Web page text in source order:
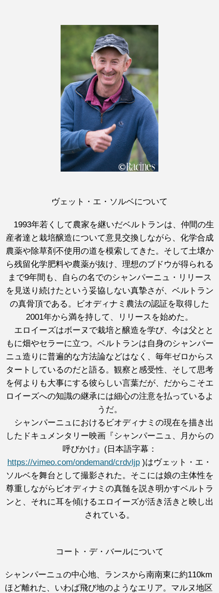
ヴェット・エ・ソルベについて
1993年若くして農家を継いだベルトランは、仲間の生
産者達と栽培醸造について意見交換しながら、化学合成
農薬や除草剤不使用の道を模索してきた。そして土壌か
ら残留化学肥料や農薬が抜け、理想のブドウが得られる
まで9年間も、自らの名でのシャンパーニュ・リリース
を見送り続けたという妥協しない真摯さが、ベルトラン
の真骨頂である。ビオディナミ農法の認証を取得した
2001年から満を持して、リリースを始めた。
エロイーズはボーヌで栽培と醸造を学び、今は父とと
もに畑やセラーに立つ。ベルトランは自身のシャンパー
ニュ造りに普遍的な方法論などはなく、毎年ゼロからス
タートしているのだと語る。観察と感受性、そして思考
を何よりも大事にする彼らしい言葉だが、だからこそエ
ロイーズへの知識の継承には細心の注意を払っているよ
うだ。
シャンパーニュにおけるビオディナミの現在を描き出
したドキュメンタリー映画『シャンパーニュ、月からの
呼びかけ』(日本語字幕：
https://vimeo.com/ondemand/crdvljp )はヴェット・エ・
ソルベを舞台として撮影された。そこには娘の主体性を
尊重しながらビオディナミの真髄を説き明かすベルトラ
ンと、それに耳を傾けるエロイーズが活き活きと映し出
されている。
コート・デ・バールについて
シャンパーニュの中心地、ランスから南南東に約110km
ほど離れた、いわば飛び地のようなエリア。マルヌ地区